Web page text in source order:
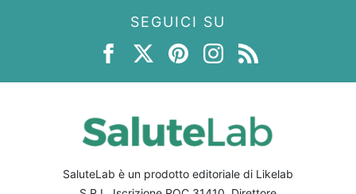
SEGUICI SU
SaluteLab è un prodotto editoriale di Likelab